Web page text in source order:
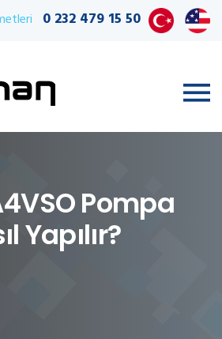
0 232 479 15 50
Pompa
Yapılır?